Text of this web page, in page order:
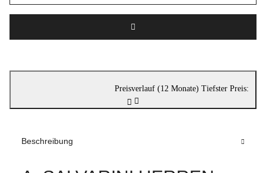
Preisverlauf (12 Monate)
Beschreibung